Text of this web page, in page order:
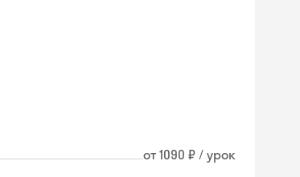
от 1090 ₽ / урок